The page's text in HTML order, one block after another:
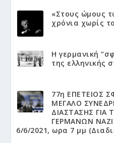
«Στους ώμους
χρόνια χωρίς
Η γερμανική
της ελληνικής
77η ΕΠΕΤΕΙΟΣ
ΜΕΓΑΛΟ
ΔΙΑΣΤΑΣΗΣ
ΓΕΡΜΑΝΩΝ ΝΑΖΙ
6/6/2021, ωρα 7 μμ